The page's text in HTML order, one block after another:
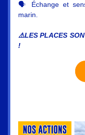
🗣️ Échange et
marin.
⚠️LES PLACES
!